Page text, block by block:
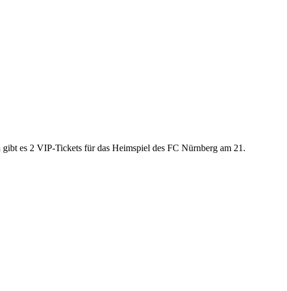
es 2 VIP-Tickets für das Heimspiel des FC Nürnberg am 21.